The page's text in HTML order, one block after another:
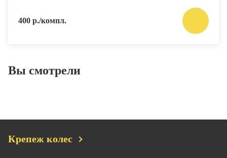
400 р./компл.
Вы смотрели
Крепеж колес